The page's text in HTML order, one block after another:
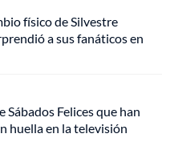
físico de Silvestre
a sus fanáticos en
Sábados Felices que han
huella en la televisión